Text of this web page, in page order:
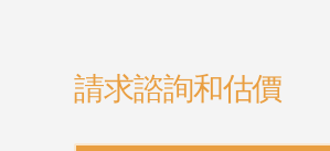
請求諮詢和估價